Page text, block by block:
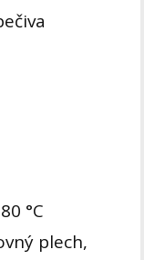
°C
plech,